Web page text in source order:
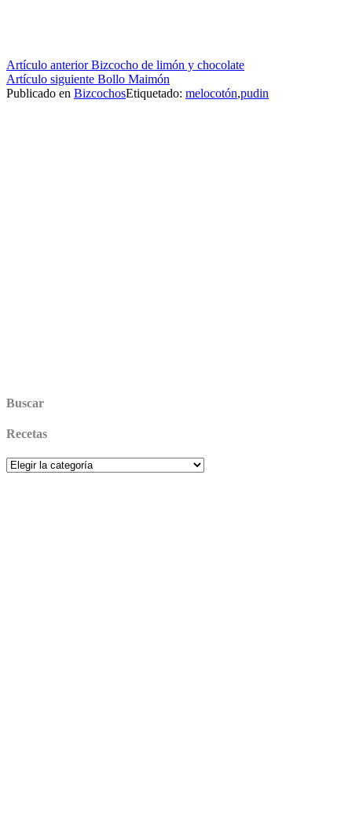
Seguir
leyendo
Artículo anteriorBizcocho de limón y chocolate
Artículo siguiente Bollo Maimón
Publicado en BizcochosEtiquetado: melocotón,pudin
Buscar
Recetas
Recetas